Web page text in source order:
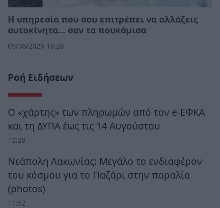
Η υπηρεσία που σου επιτρέπει να αλλάζεις
αυτοκίνητα... σαν τα πουκάμισα
05/06/2026 18:28
Ροή Ειδήσεων
Ο «χάρτης» των πληρωμών από τον e-ΕΦΚΑ
και τη ΔΥΠΑ έως τις 14 Αυγούστου
12:28
Νεάπολη Λακωνίας: Μεγάλο το ενδιαφέρον
του κόσμου για το Παζάρι στην παραλία
(photos)
11:52